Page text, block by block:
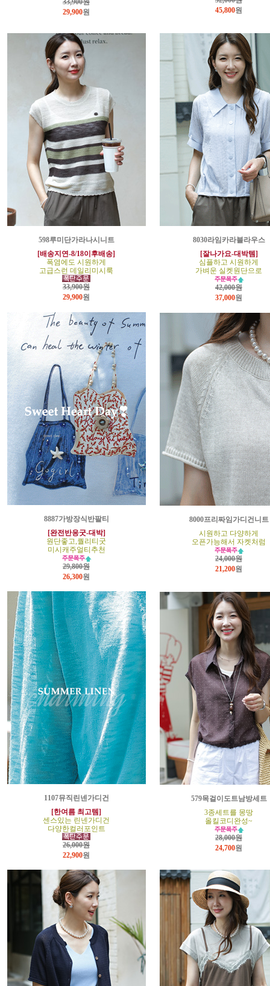
33,900원
29,900원
45,800원
598루미단가라나시니트
[배송지연-8/18이후배송]
폭염에도 시원하게
고급스런 데일리미시룩
33,900원
29,900원
8030라임카라블라우스
[잘나가요-대박템]
심플하고 시원하게
가벼운 실켓원단으로
42,000원
37,000원
8887가방장식반팔티
[완전반응굿-대박]
원단좋고,퀄리티굿
미시캐주얼티추천
29,800원
26,300원
8000프리짜임가디건니트
시원하고 다양하게
오픈가능해서 자켓처럼
24,000원
21,200원
1107뮤직린넨가디건
[한여름 최고템]
센스있는 린넨가디건
다양한컬러포인트
26,000원
22,900원
579목걸이도트남방세트
3종세트를 몽땅
올킬코디완성~
28,000원
24,700원